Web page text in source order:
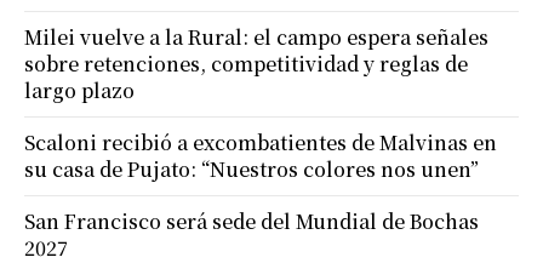
Milei vuelve a la Rural: el campo espera señales
sobre retenciones, competitividad y reglas de
largo plazo
Scaloni recibió a excombatientes de Malvinas en
su casa de Pujato: “Nuestros colores nos unen”
San Francisco será sede del Mundial de Bochas
2027